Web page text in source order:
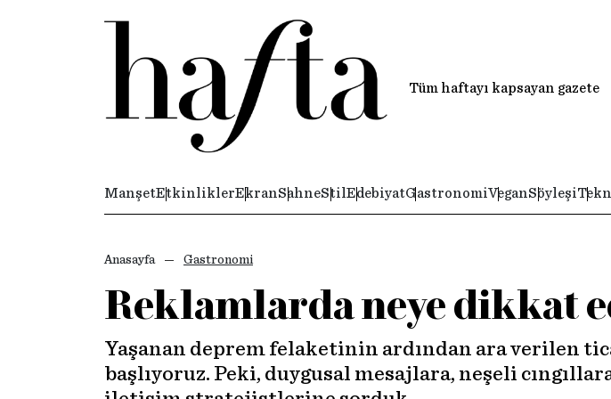
Tüm haftayı kapsayan gazete
ManşetEtkinliklerEkranSahneStil EdebiyatGastronomiVeganSöyleşi
Anasayfa Gastronomi
Reklamlarda neye dikkat
Yaşanan deprem felaketinin ardından ara verilen
başlıyoruz. Peki, duygusal mesajlara, neşeli